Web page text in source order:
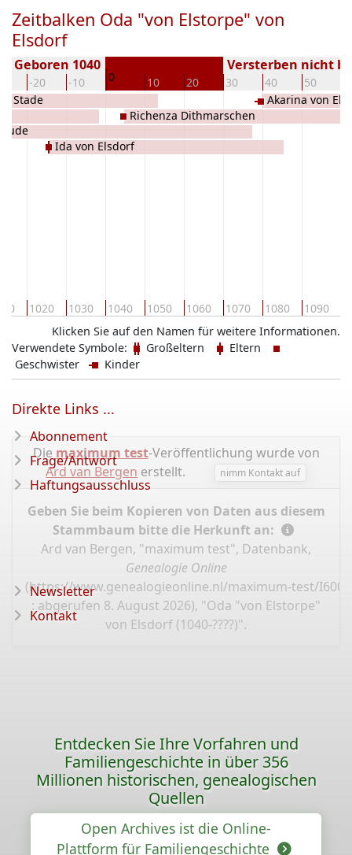
Zeitbalken Oda "von Elstorpe" von
Elsdorf
-20 -10 0 10 20 30 40 50
Geboren 1040 Versterben nicht
1020 1030 1040 1050 1060 1070 1080 1090
Stade
Ida von Elsdorf
Richenza Dithmarschen
Akarina von
Klicken Sie auf den Namen für weitere Informationen.
Verwendete Symbole:
Großeltern
Eltern
Geschwister
Kinder
Die maximum test-Veröffentlichung wurde von
Ard van Bergen erstellt. nimm Kontakt auf
Geben Sie beim Kopieren von Daten aus diesem
Stammbaum bitte die Herkunft an:
Ard van Bergen, "maximum test", Datenbank,
Genealogie Online
(https://www.genealogieonline.nl/maximum-test/
: abgerufen 8. August 2026), "Oda "von Elstorpe"
von Elsdorf (1040-????)".
Direkte Links ...
Abonnement
Frage/Antwort
Haftungsausschluss
Newsletter
Kontakt
Entdecken Sie Ihre Vorfahren und
Familiengeschichte in über 356
Millionen historischen, genealogischen
Quellen
Open Archives ist die Online-
Plattform für Familiengeschichte